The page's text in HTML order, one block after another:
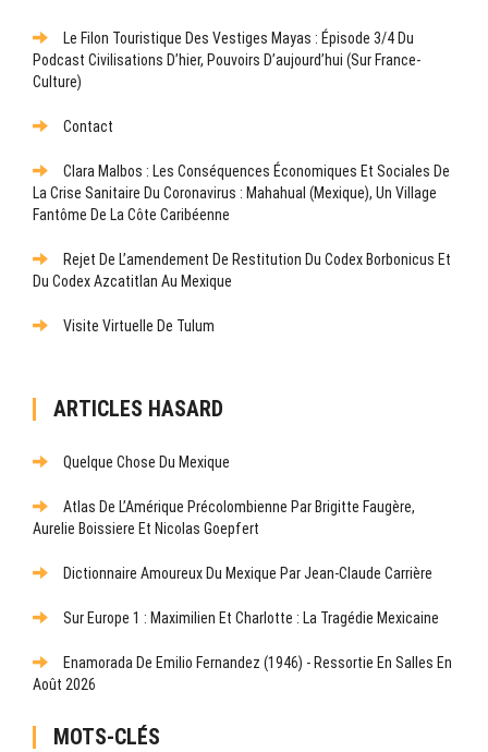
Le Filon Touristique Des Vestiges Mayas : Épisode 3/4 Du
Podcast Civilisations D’hier, Pouvoirs D’aujourd’hui (sur France-
Culture)
Contact
Clara Malbos : Les Conséquences Économiques Et Sociales De
La Crise Sanitaire Du Coronavirus : Mahahual (Mexique), Un Village
Fantôme De La Côte Caribéenne
Rejet De L’amendement De Restitution Du Codex Borbonicus Et
Du Codex Azcatitlan Au Mexique
Visite Virtuelle De Tulum
ARTICLES HASARD
Quelque Chose Du Mexique
Atlas De L’Amérique Précolombienne Par Brigitte Faugère,
Aurelie Boissiere Et Nicolas Goepfert
Dictionnaire Amoureux Du Mexique Par Jean-Claude Carrière
Sur Europe 1 : Maximilien Et Charlotte : La Tragédie Mexicaine
Enamorada De Emilio Fernandez (1946) - Ressortie En Salles En
Août 2026
MOTS-CLÉS